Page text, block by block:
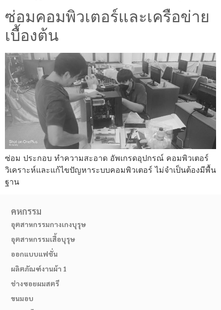
ซ่อมคอมพิวเตอร์และเครือข่าย
เบื้องต้น
ซ่อม ประกอบ ทำความสะอาด อัพเกรดอุปกรณ์ คอมพิวเตอร์
วิเคราะห์และแก้ไขปัญหาระบบคอมพิวเตอร์ ไม่จำเป็นต้องมีพื้น
ฐาน
คหกรรม
อุตสาหกรรมกางเกงบุรุษ
อุตสาหกรรมเสื้อบุรุษ
ออกแบบแฟชั่น
ผลิตภัณฑ์งานผ้า 1
ช่างซอยผมสตรี
ขนมอบ